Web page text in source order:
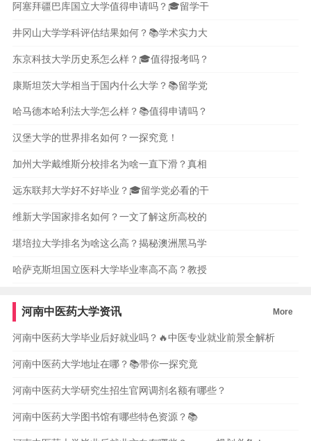
阿塞拜疆巴库国立大学值得申请吗？🎓留学干
井冈山大学学科评估结果如何？📚学术实力大
东京科技大学历史系怎么样？🎓值得报考吗？
康斯坦茨大学相当于国内什么大学？📚留学党
哈马德本哈利法大学怎么样？📚值得申请吗？
汉堡大学的世界排名如何？一探究竟！
加州大学戴维斯分校排名为啥一直下滑？真相
远东联邦大学好不好毕业？🎓留学党必看的干
维新大学国家排名如何？一文了解这所高校的
堪培拉大学排名为啥这么高？揭秘澳洲黑马学
哈萨克斯坦国立医科大学毕业率高不高？教授
河南中医药大学资讯 More
河南中医药大学毕业后好就业吗？🔥中医专业就业前景全解析
河南中医药大学地址在哪？📚带你一探究竟
河南中医药大学研究生招生官网调剂名额有哪些？
河南中医药大学图书馆有哪些特色资源？📚